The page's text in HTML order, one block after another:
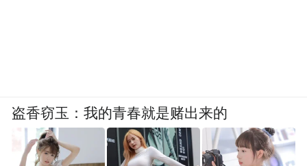
盗香窃玉：我的青春就是赌出来的